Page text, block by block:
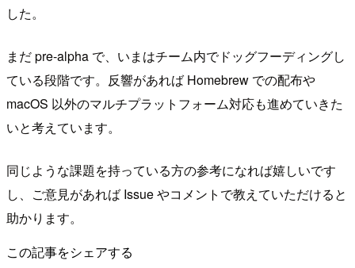
した。
まだ pre-alpha で、いまはチーム内でドッグフーディングし
ている段階です。反響があれば Homebrew での配布や
macOS 以外のマルチプラットフォーム対応も進めていきた
いと考えています。
同じような課題を持っている方の参考になれば嬉しいです
し、ご意見があれば Issue やコメントで教えていただけると
助かります。
この記事をシェアする